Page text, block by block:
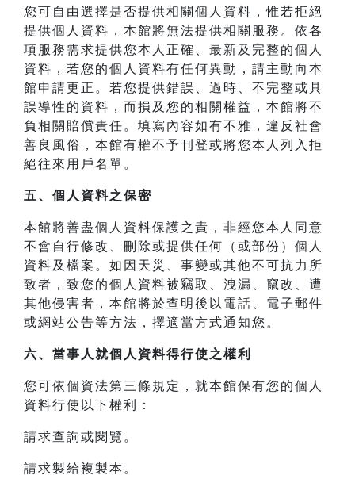
您可自由選擇是否提供相關個人資料，惟若拒絕
提供個人資料，本館將無法提供相關服務。依各
項服務需求提供您本人正確、最新及完整的個人
資料，若您的個人資料有任何異動，請主動向本
館申請更正。若您提供錯誤、過時、不完整或具
誤導性的資料，而損及您的相關權益，本館將不
負相關賠償責任。填寫內容如有不雅，違反社會
善良風俗，本館有權不予刊登或將您本人列入拒
絕往來用戶名單。
五、個人資料之保密
本館將善盡個人資料保護之責，非經您本人同意
不會自行修改、刪除或提供任何（或部份）個人
資料及檔案。如因天災、事變或其他不可抗力所
致者，致您的個人資料被竊取、洩漏、竄改、遭
其他侵害者，本館將於查明後以電話、電子郵件
或網站公告等方法，擇適當方式通知您。
六、當事人就個人資料得行使之權利
您可依個資法第三條規定，就本館保有您的個人
資料行使以下權利：
請求查詢或閱覽。
請求製給複製本。